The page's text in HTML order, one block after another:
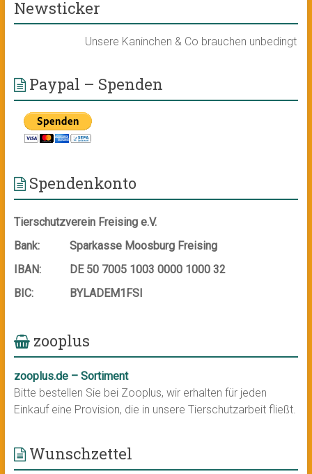
Newsticker
Unsere Kaninchen & Co brauchen unbedingt
Paypal – Spenden
Spendenkonto
Tierschutzverein Freising e.V.
Bank:
Sparkasse Moosburg Freising
IBAN:
DE 50 7005 1003 0000 1000 32
BIC:
BYLADEM1FSI
zooplus
zooplus.de – Sortiment
Bitte bestellen Sie bei Zooplus, wir erhalten für jeden
Einkauf eine Provision, die in unsere Tierschutzarbeit fließt.
Wunschzettel